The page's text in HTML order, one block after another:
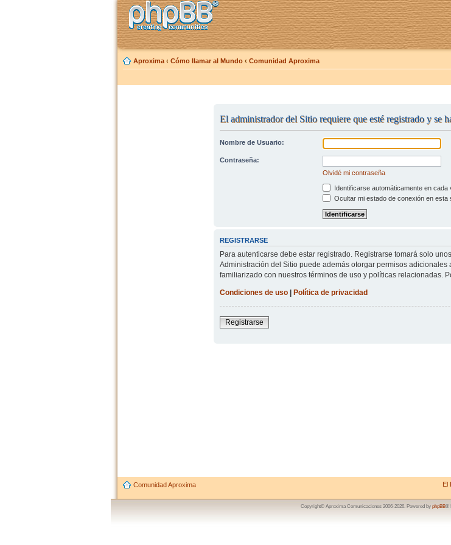
Aproxima ‹ Cómo llamar al Mundo ‹ Comunidad Aproxima
El administrador del Sitio requiere que esté registrado y se
Nombre de Usuario:
Contraseña:
Olvidé mi contraseña
Identificarse automáticamente en cada
Ocultar mi estado de conexión en esta
REGISTRARSE
Para autenticarse debe estar registrado. Registrarse tomará solo
Administración del Sitio puede además otorgar permisos
familiarizado con nuestros términos de uso y políticas relacionadas.
Condiciones de uso| Política de privacidad
Registrarse
Comunidad Aproxima El
Copyright© Aproxima Comunicaciones 2006-2026. Powered by phpBB®